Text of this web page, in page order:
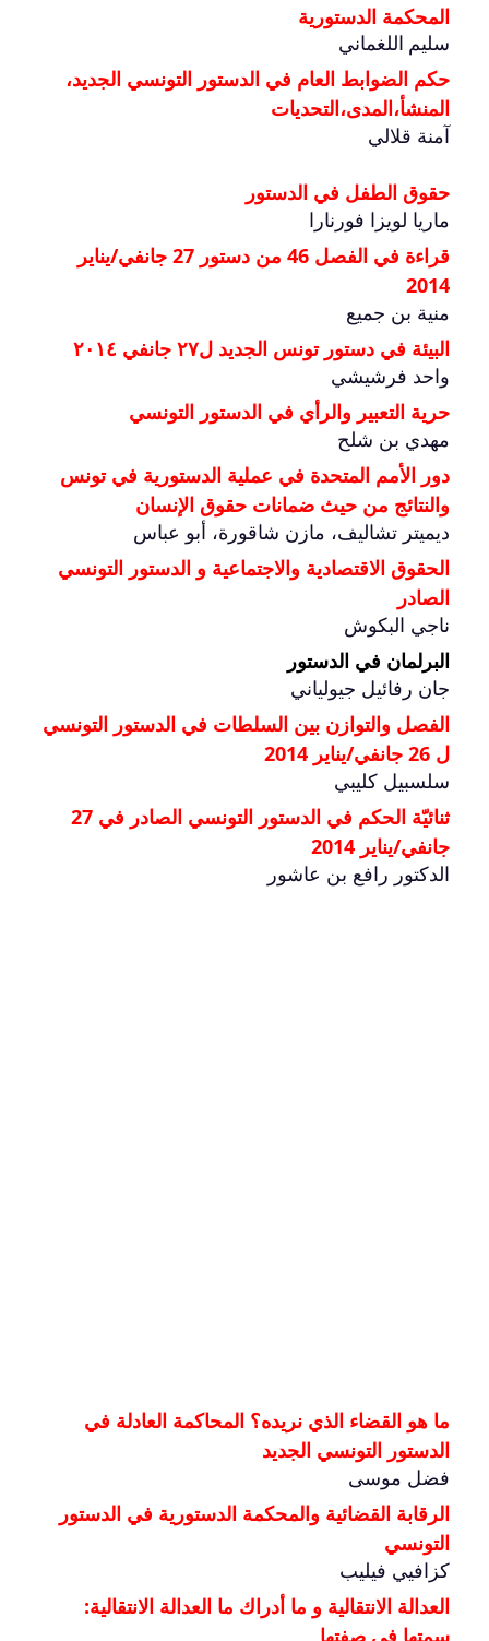
المحكمة الدستورية
سليم اللغماني
حكم الضوابط العام في الدستور التونسي الجديد،
المنشأ،المدى،التحديات
آمنة قلالي
حقوق الطفل في الدستور
ماريا لويزا فورنارا
قراءة في الفصل 46 من دستور 27 جانفي/يناير
2014
منية بن جميع
البيئة في دستور تونس الجديد ل٢٧ جانفي ٢٠١٤
واحد فرشيشي
حرية التعبير والرأي في الدستور التونسي
مهدي بن شلح
دور الأمم المتحدة في عملية الدستورية في تونس
والنتائج من حيث ضمانات حقوق الإنسان
ديميتر تشاليف، مازن شاقورة، أبو عباس
الحقوق الاقتصادية والاجتماعية و الدستور التونسي
الصادر
ناجي البكوش
البرلمان في الدستور
جان رفائيل جيولياني
الفصل والتوازن بين السلطات في الدستور التونسي
ل 26 جانفي/يناير 2014
سلسبيل كليبي
ثنائيّة الحكم في الدستور التونسي الصادر في 27
جانفي/يناير 2014
الدكتور رافع بن عاشور
ما هو القضاء الذي نريده؟ المحاكمة العادلة في
الدستور التونسي الجديد
فضل موسى
الرقابة القضائية والمحكمة الدستورية في الدستور
التونسي
كزافيي فيليب
العدالة الانتقالية و ما أدراك ما العدالة الانتقالية:
سمتها في صفتها